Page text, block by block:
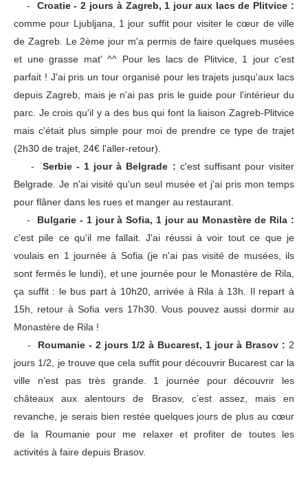
-
Croatie - 2 jours à Zagreb, 1 jour aux lacs de Plitvice :
comme pour Ljubljana, 1 jour suffit pour visiter le cœur de ville
de Zagreb. Le 2ème jour m'a permis de faire quelques musées
et une grasse mat' ^^ Pour les lacs de Plitvice, 1 jour c'est
parfait ! J'ai pris un tour organisé pour les trajets jusqu'aux lacs
depuis Zagreb, mais je n'ai pas pris le guide pour l'intérieur du
parc. Je crois qu'il y a des bus qui font la liaison Zagreb-Plitvice
mais c'était plus simple pour moi de prendre ce type de trajet
(2h30 de trajet, 24€ l'aller-retour).
-
Serbie - 1 jour à Belgrade : c'est suffisant pour visiter
Belgrade. Je n'ai visité qu'un seul musée et j'ai pris mon temps
pour flâner dans les rues et manger au restaurant.
-
Bulgarie - 1 jour à Sofia, 1 jour au Monastère de Rila :
c'est pile ce qu'il me fallait. J'ai réussi à voir tout ce que je
voulais en 1 journée à Sofia (je n'ai pas visité de musées, ils
sont fermés le lundi), et une journée pour le Monastère de Rila,
ça suffit : le bus part à 10h20, arrivée à Rila à 13h. Il repart à
15h, retour à Sofia vers 17h30. Vous pouvez aussi dormir au
Monastère de Rila !
-
Roumanie - 2 jours 1/2 à Bucarest, 1 jour à Brasov :2
jours 1/2, je trouve que cela suffit pour découvrir Bucarest car la
ville n’est pas très grande. 1 journée pour découvrir les
châteaux aux alentours de Brasov, c’est assez, mais en
revanche, je serais bien restée quelques jours de plus au cœur
de la Roumanie pour me relaxer et profiter de toutes les
activités à faire depuis Brasov.